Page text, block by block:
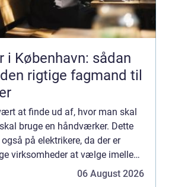
i København: sådan
rigtige fagmand til
at finde ud af, hvor man skal
bruge en håndværker. Dette
på elektrikere, da der er
virksomheder at vælge imellem
indlæg får du tre tips til,
06 August 2026